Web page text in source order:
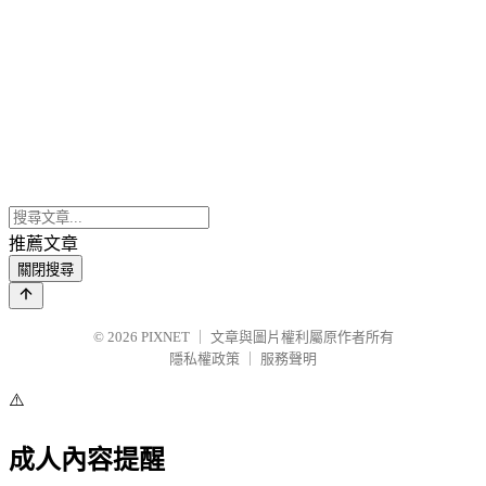
推薦文章
關閉搜尋
© 2026 PIXNET
文章與圖片權利屬原作者所有
隱私權政策
服務聲明
⚠️
成人內容提醒